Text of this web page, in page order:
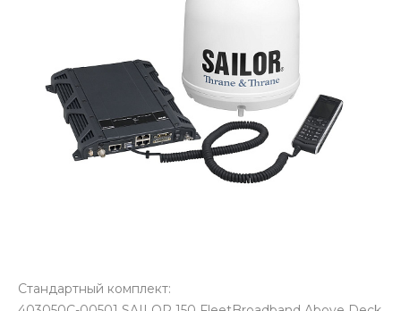
Стандартный комплект: